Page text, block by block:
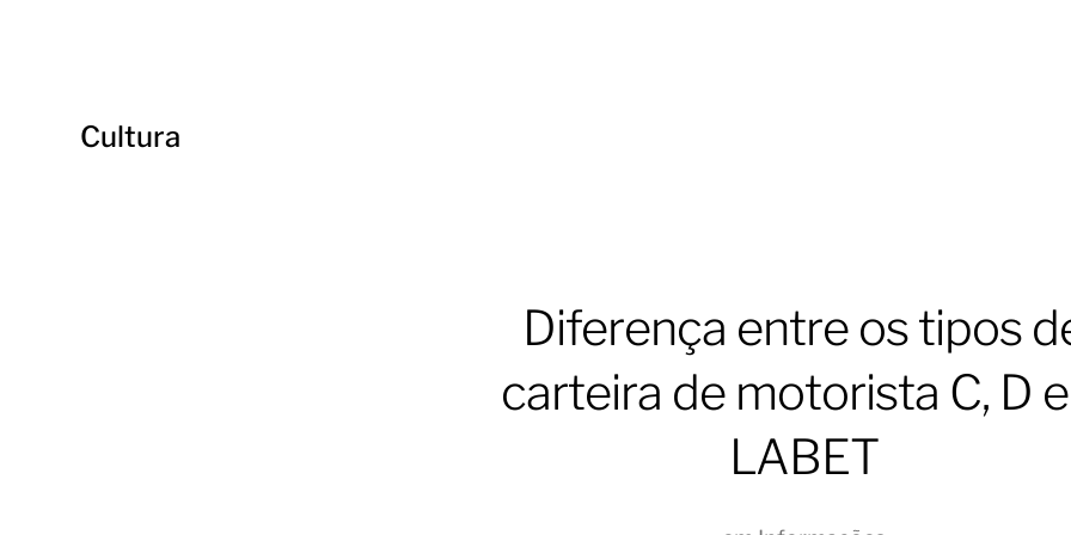
Cultura
Diferença entre os tipos
carteira de motorista C, D
LABET